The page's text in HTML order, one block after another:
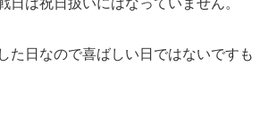
た日なので喜ばしい日ではないですも